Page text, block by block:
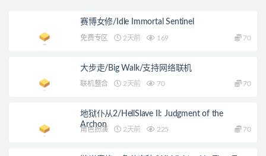
赛博女修/Idle Immortal Sentinel
免费专区 2天前 169 70
大步走/Big Walk/支持网络联机
联机整合 2天前 70 70
地狱仆从2/HellSlave II: Judgment of the
Archon
角色扮演 2天前 225 70